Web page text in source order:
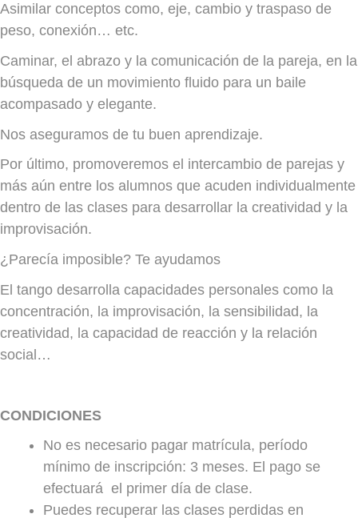
Asimilar conceptos como, eje, cambio y traspaso de
peso, conexión… etc.
Caminar, el abrazo y la comunicación de la pareja, en la
búsqueda de un movimiento fluido para un baile
acompasado y elegante.
Nos aseguramos de tu buen aprendizaje.
Por último, promoveremos el intercambio de parejas y
más aún entre los alumnos que acuden individualmente
dentro de las clases para desarrollar la creatividad y la
improvisación.
¿Parecía imposible? Te ayudamos
El tango desarrolla capacidades personales como la
concentración, la improvisación, la sensibilidad, la
creatividad, la capacidad de reacción y la relación
social…
CONDICIONES
No es necesario pagar matrícula, período
mínimo de inscripción: 3 meses. El pago se
efectuará el primer día de clase.
Puedes recuperar las clases perdidas en